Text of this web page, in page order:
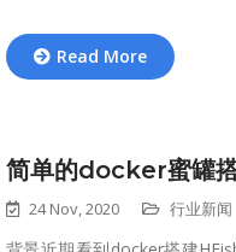
Read More
简单的docker蜜罐
24 Nov, 2020 行业新闻